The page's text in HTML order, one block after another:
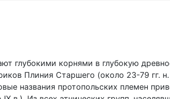
глубокими корнями в глубокую
Плиния Старшего (около 23-79 гг. н.
названия протопольских племен